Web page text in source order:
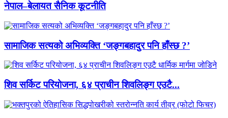
नेपाल–बेलायत सैनिक कूटनीति
सामाजिक सत्यको अभिव्यक्ति ‘जङ्गबहादुर पनि हाँस्छ ?’
शिव सर्किट परियोजना, ६४ प्राचीन शिवलिङ्ग एउटै...